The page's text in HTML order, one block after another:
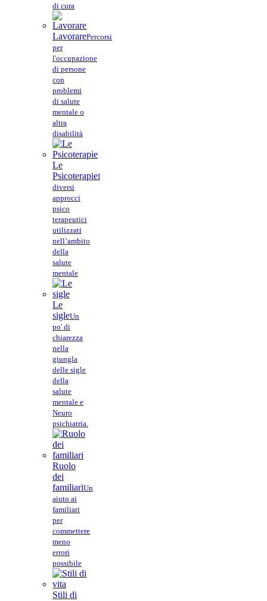
di cura
LavorarePercorsi
per
l'occupazione
di persone
con
problemi
di salute
mentale o
altra
disabilità
Le
PsicoterapieI
diversi
approcci
psico
terapeutici
utilizzati
nell’ambito
della
salute
mentale
Le
sigleUn
po' di
chiarezza
nella
giungla
delle sigle
della
salute
mentale e
Neuro
psichiatria.
Ruolo
dei
familiariUn
aiuto ai
familiari
per
commettere
meno
errori
possibile
Stili di